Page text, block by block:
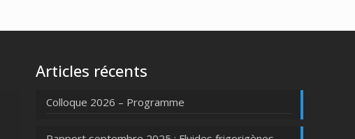
Articles récents
Colloque 2026 – Programme